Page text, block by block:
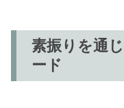
素振りを通
ード